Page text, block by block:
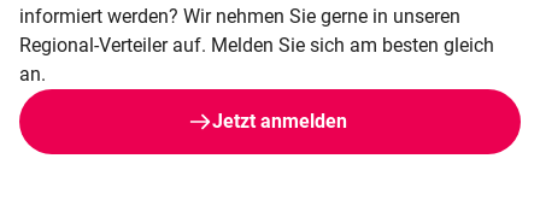
informiert werden? Wir nehmen Sie gerne in unseren
Regional-Verteiler auf. Melden Sie sich am besten gleich
an.
Jetzt anmelden